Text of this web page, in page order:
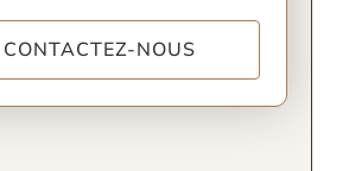
CONTACTEZ-NOUS